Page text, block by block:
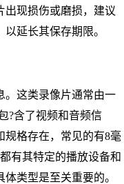
出现损伤或磨损，建议
延长其保存期限。
。这类录像片通常由一
?含了视频和音频信
规格存在，常见的有8毫
有其特定的播放设备和
类型是至关重要的。